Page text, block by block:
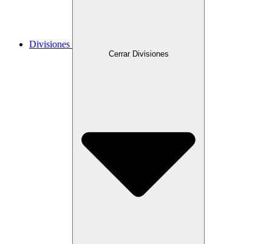
Divisiones
Cerrar Divisiones